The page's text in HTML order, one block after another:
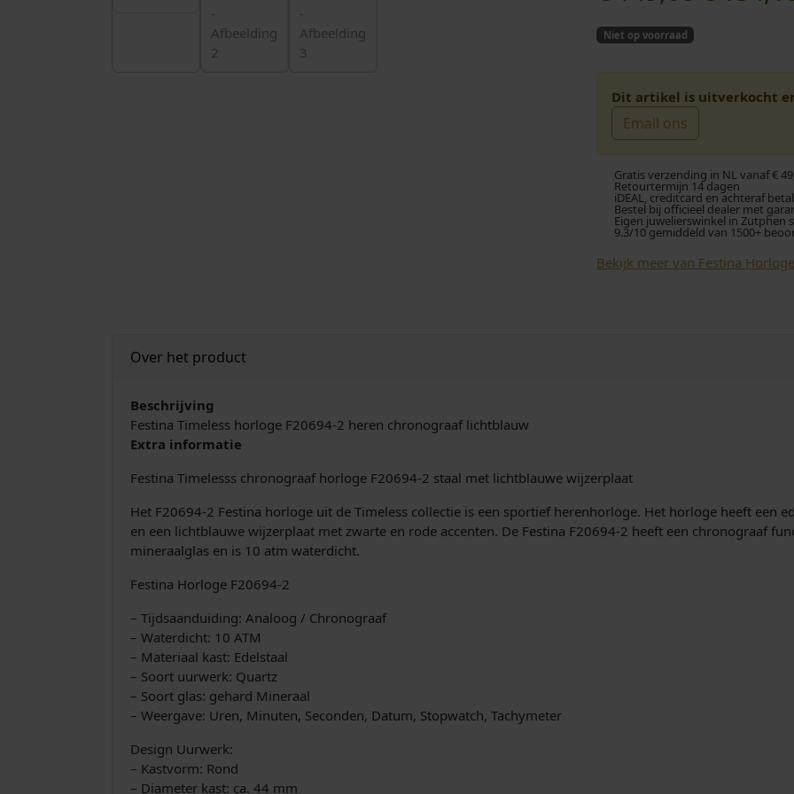
r
s
r
o
n
e
Niet op voorraad
Dit artikel is uitverkocht
Email ons
Gratis verzending in NL vanaf €
Retourtermijn 14 dagen
iDEAL, creditcard en achteraf
Bestel bij officieel dealer met
Eigen juwelierswinkel in Zutphen
9.3/10 gemiddeld van 1500+
Bekijk meer van Festina
Over het product
Beschrijving
Festina Timeless horloge F20694-2 heren chronograaf lichtblauw
Extra informatie
Festina Timelesss chronograaf horloge F20694-2 staal met lichtblauwe wijzerplaat
Het F20694-2 Festina horloge uit de Timeless collectie is een sportief herenhorloge. Het horloge heeft een
en een lichtblauwe wijzerplaat met zwarte en rode accenten. De Festina F20694-2 heeft een chronograaf
mineraalglas en is 10 atm waterdicht.
Festina Horloge F20694-2
– Tijdsaanduiding: Analoog / Chronograaf
– Waterdicht: 10 ATM
– Materiaal kast: Edelstaal
– Soort uurwerk: Quartz
– Soort glas: gehard Mineraal
– Weergave: Uren, Minuten, Seconden, Datum, Stopwatch, Tachymeter
Design Uurwerk:
– Kastvorm: Rond
– Diameter kast: ca. 44 mm